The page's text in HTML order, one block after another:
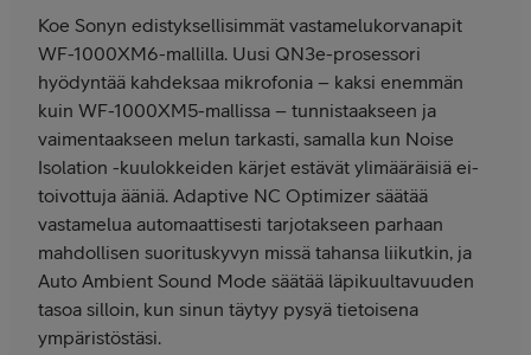
Koe Sonyn edistyksellisimmät vastamelukorvanapit
WF-1000XM6-mallilla. Uusi QN3e-prosessori
hyödyntää kahdeksaa mikrofonia – kaksi enemmän
kuin WF-1000XM5-mallissa – tunnistaakseen ja
vaimentaakseen melun tarkasti, samalla kun Noise
Isolation -kuulokkeiden kärjet estävät ylimääräisiä ei-
toivottuja ääniä. Adaptive NC Optimizer säätää
vastamelua automaattisesti tarjotakseen parhaan
mahdollisen suorituskyvyn missä tahansa liikutkin, ja
Auto Ambient Sound Mode säätää läpikuultavuuden
tasoa silloin, kun sinun täytyy pysyä tietoisena
ympäristöstäsi.